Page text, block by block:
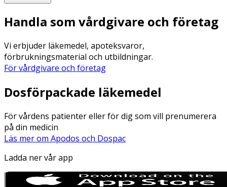
Handla som vårdgivare och företag
Vi erbjuder läkemedel, apoteksvaror,
förbrukningsmaterial och utbildningar.
För vårdgivare och företag
Dosförpackade läkemedel
För vårdens patienter eller för dig som vill prenumerera
på din medicin
Läs mer om Apodos och Dospac
Ladda ner vår app